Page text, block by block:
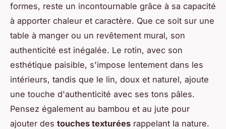
formes, reste un incontournable grâce à sa capacité
à apporter chaleur et caractère. Que ce soit sur une
table à manger ou un revêtement mural, son
authenticité est inégalée. Le rotin, avec son
esthétique paisible, s'impose lentement dans les
intérieurs, tandis que le lin, doux et naturel, ajoute
une touche d'authenticité avec ses tons pâles.
Pensez également au bambou et au jute pour
ajouter des touches texturées rappelant la nature.